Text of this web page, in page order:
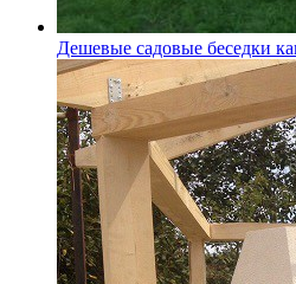
Дешевые садовые беседки